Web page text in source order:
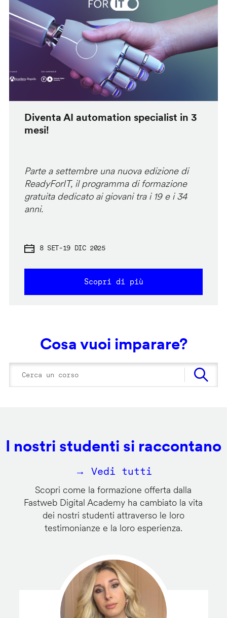
Diventa AI automation specialist in 3
mesi!
Parte a settembre una nuova edizione di
ReadyForIT, il programma di formazione
gratuita dedicato ai giovani tra i 19 e i 34
anni.
8 SET-19 DIC 2025
Scopri di più
Cosa vuoi imparare?
I nostri studenti si raccontano
→ Vedi tutti
Scopri come la formazione offerta dalla
Fastweb Digital Academy ha cambiato la vita
dei nostri studenti attraverso le loro
testimonianze e la loro esperienza.